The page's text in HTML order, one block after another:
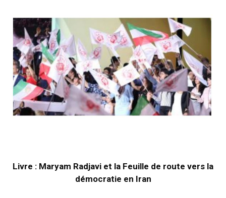
Livre : Maryam Radjavi et la Feuille de route vers la
démocratie en Iran